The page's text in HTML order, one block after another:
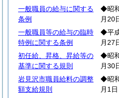
一般職員の給与に関する
条例
◆昭
月20
一般職員等の給与の臨時
特例に関する条例
◆平
月27
初任給、昇格、昇給等の
基準に関する規則
◆昭
月30
岩見沢市職員給料の調整
額支給規則
◆昭
月1日